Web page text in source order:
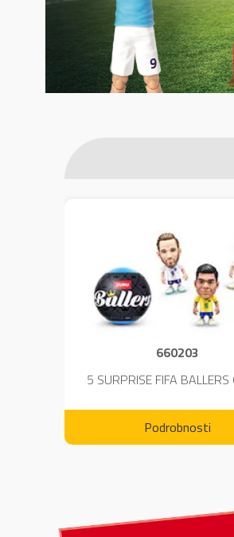
660203
5 SURPRISE FIFA
Podrobnosti